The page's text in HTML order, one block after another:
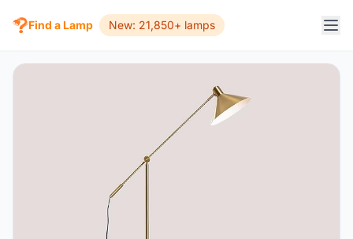
Find a Lamp New: 21,850+ lamps